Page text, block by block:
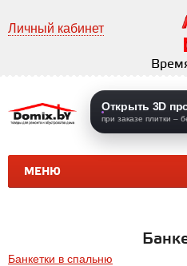
Личный кабинет
МЕНЮ
КЕРАМИЧЕСКАЯ ПЛИТКА
Банкетки в спальню